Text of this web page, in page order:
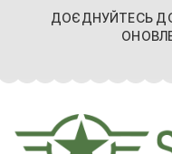
ДОЄДНУЙТЕСЬ